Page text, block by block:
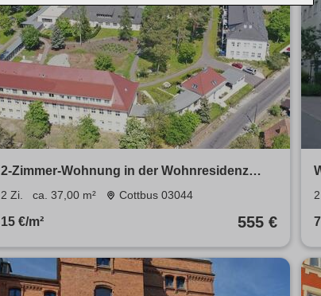
2-Zimmer-Wohnung in der Wohnresidenz
Branitz (1.2.05) zu vermieten - täglich freie
2 Zi. ca. 37,00 m² Cottbus 03044
15 €/m² 555 €